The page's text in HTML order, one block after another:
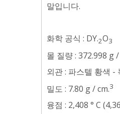
말입니다.
화학 공식 : DY.2O3
몰 질량 : 372.998 g
외관 : 파스텔 황색 -
밀도 : 7.80 g / cm.3
융점 : 2,408 ° C